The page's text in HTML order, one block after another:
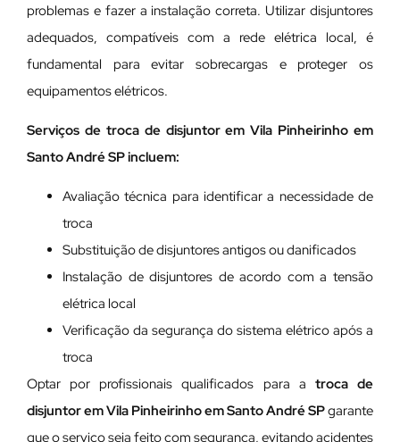
problemas e fazer a instalação correta. Utilizar disjuntores
adequados, compatíveis com a rede elétrica local, é
fundamental para evitar sobrecargas e proteger os
equipamentos elétricos.
Serviços de troca de disjuntor em Vila Pinheirinho em
Santo André SP incluem:
Avaliação técnica para identificar a necessidade de
troca
Substituição de disjuntores antigos ou danificados
Instalação de disjuntores de acordo com a tensão
elétrica local
Verificação da segurança do sistema elétrico após a
troca
Optar por profissionais qualificados para a troca de
disjuntor em Vila Pinheirinho em Santo André SPgarante
que o serviço seja feito com segurança, evitando acidentes